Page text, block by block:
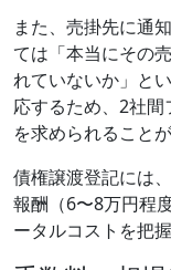
また、売掛先に通
ては「本当にその
れていないか」と
応するため、2社間
を求められることが
債権譲渡登記には
報酬（6〜8万円程
ータルコストを把